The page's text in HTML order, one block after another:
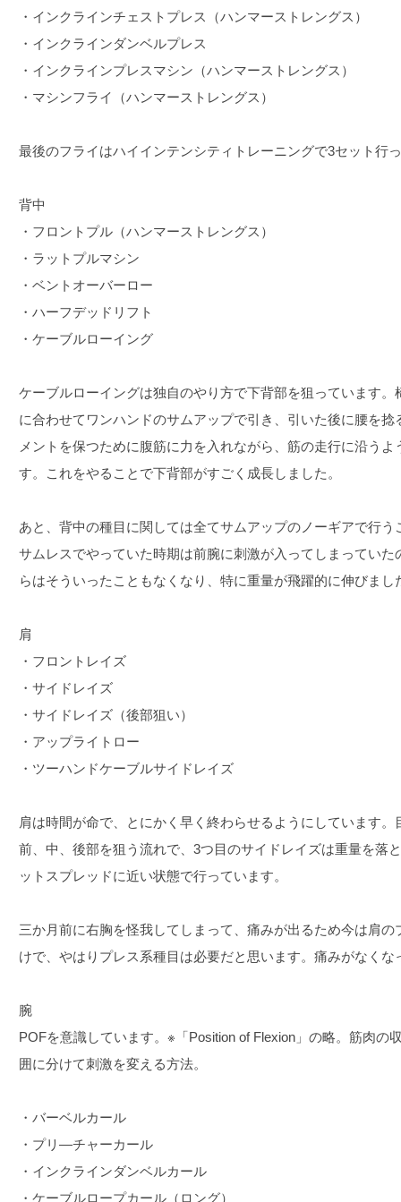
・インクラインチェストプレス（ハンマーストレングス）
・インクラインダンベルプレス
・インクラインプレスマシン（ハンマーストレングス）
・マシンフライ（ハンマーストレングス）
最後のフライはハイインテンシティトレーニングで3セット行
背中
・フロントプル（ハンマーストレングス）
・ラットプルマシン
・ベントオーバーロー
・ハーフデッドリフト
・ケーブルローイング
ケーブルローイングは独自のやり方で下背部を狙っています
に合わせてワンハンドのサムアップで引き、引いた後に腰を
メントを保つために腹筋に力を入れながら、筋の走行に沿う
す。これをやることで下背部がすごく成長しました。
あと、背中の種目に関しては全てサムアップのノーギアで行う
サムレスでやっていた時期は前腕に刺激が入ってしまってい
らはそういったこともなくなり、特に重量が飛躍的に伸びまし
肩
・フロントレイズ
・サイドレイズ
・サイドレイズ（後部狙い）
・アップライトロー
・ツーハンドケーブルサイドレイズ
肩は時間が命で、とにかく早く終わらせるようにしています。
前、中、後部を狙う流れで、3つ目のサイドレイズは重量を落
ットスプレッドに近い状態で行っています。
三か月前に右胸を怪我してしまって、痛みが出るため今は肩
けで、やはりプレス系種目は必要だと思います。痛みがなく
腕
POFを意識しています。※「Position of Flexion」の略。筋肉の
囲に分けて刺激を変える方法。
・バーベルカール
・プリ―チャーカール
・インクラインダンベルカール
・ケーブルロープカール（ロング）